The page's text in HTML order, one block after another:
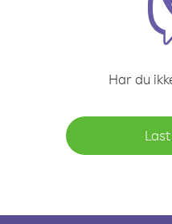
Har du